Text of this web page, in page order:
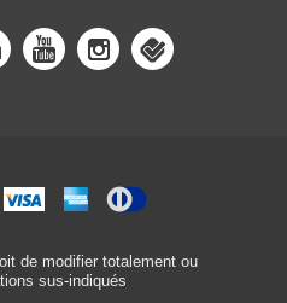
de modifier totalement ou
sus-indiqués